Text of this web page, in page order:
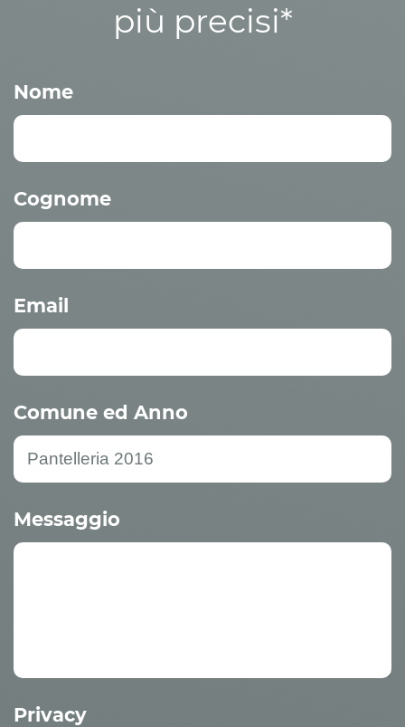
più precisi*
Nome
Cognome
Email
Comune ed Anno
Messaggio
Privacy